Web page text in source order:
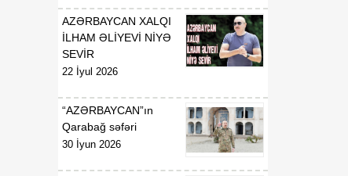
nümayəndəsi vəzifəsindən
geri çağırılması haqqında
Azərbaycan Respublikası
Respublikasının Kosmik
Agentliyi (Azərkosmos)"
publik hüquqi şəxsin
yaradılması haqqında"
00:48
AZƏRBAYCAN XALQI
İLHAM ƏLİYEVİ NİYƏ
SEVİR
22 İyul 2026
“AZƏRBAYCAN”ın
Qarabağ səfəri
30 İyun 2026